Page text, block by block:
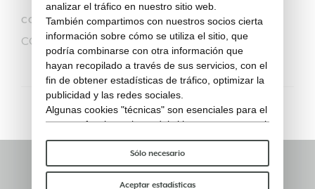
CODIGO
COVER402
analizar el tráfico en nuestro sitio web.
También compartimos con nuestros socios cierta
información sobre cómo se utiliza el sitio, que
podría combinarse con otra información que
hayan recopilado a través de sus servicios, con el
fin de obtener estadísticas de tráfico, optimizar la
publicidad y las redes sociales.
Algunas cookies "técnicas" son esenciales para el
correcto funcionamiento del sitio y no procesan ni
comparten ningún dato personal con terceros.
Para saber más puedes consultar nuestra
de cookies.
Por favor, elige qué cookies aceptar:
Sólo necesario
Aceptar estadísticas